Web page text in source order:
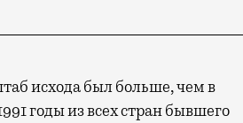
исхода был больше, чем в
годы из всех стран бывшего